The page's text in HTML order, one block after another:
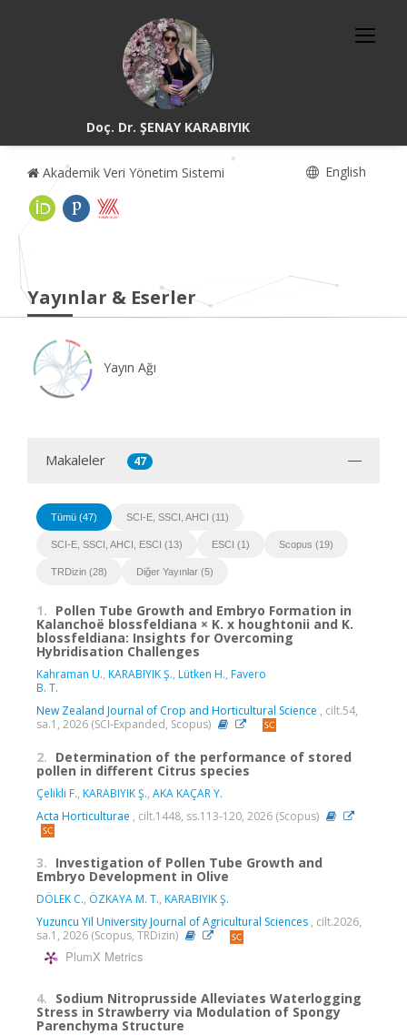
Doç. Dr. ŞENAY KARABIYIK
Akademik Veri Yönetim Sistemi English
Yayınlar & Eserler
Yayın Ağı
Makaleler 47
Tümü (47) SCI-E, SSCI, AHCI (11)
SCI-E, SSCI, AHCI, ESCI (13) ESCI (1) Scopus (19)
TRDizin (28) Diğer Yayınlar (5)
1. Pollen Tube Growth and Embryo Formation in
Kalanchoë blossfeldiana × K. x houghtonii and K.
blossfeldiana: Insights for Overcoming
Hybridisation Challenges
Kahraman U., KARABIYIK Ş., Lütken H., Favero
B. T.
New Zealand Journal of Crop and Horticultural Science , cilt.54,
sa.1, 2026 (SCI-Expanded, Scopus)
2. Determination of the performance of stored
pollen in different Citrus species
Çelikli F., KARABIYIK Ş., AKA KAÇAR Y.
Acta Horticulturae , cilt.1448, ss.113-120, 2026 (Scopus)
3. Investigation of Pollen Tube Growth and
Embryo Development in Olive
DÖLEK C., ÖZKAYA M. T., KARABIYIK Ş.
Yuzuncu Yil University Journal of Agricultural Sciences , cilt.2026,
sa.1, 2026 (Scopus, TRDizin)
PlumX Metrics
4. Sodium Nitroprusside Alleviates Waterlogging
Stress in Strawberry via Modulation of Spongy
Parenchyma Structure